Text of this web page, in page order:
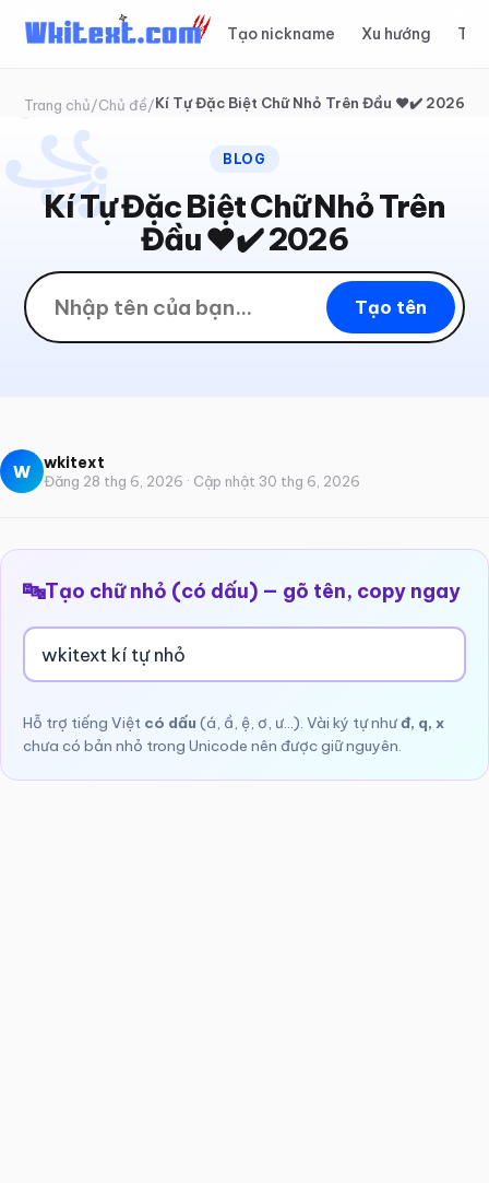
Tạo nickname Xu hướng
Trang chủ/Chủ đề/Kí Tự Đặc Biệt Chữ Nhỏ Trên Đầu ❤️✔️ 2026
꧁
✦
BLOG
Kí Tự Đặc Biệt Chữ Nhỏ Trên
Đầu ❤️✔️ 2026
Tạo tên
W wkitext
Đăng 28 thg 6, 2026 · Cập nhật 30 thg 6, 2026
🔤Tạo chữ nhỏ (có dấu) — gõ tên, copy ngay
Hỗ trợ tiếng Việt có dấu (á, ầ, ệ, ơ, ư…). Vài ký tự nhưđ, q, x
chưa có bản nhỏ trong Unicode nên được giữ nguyên.